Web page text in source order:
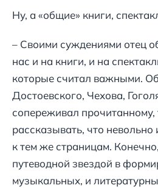
Ну, а «общие» книги,
– Своими суждениями отец
нас и на книги, и на
которые считал важными.
Достоевского, Чехова,
сопереживал прочитанному,
рассказывать, что невольно
к тем же страницам.
путеводной звездой в
музыкальных, и